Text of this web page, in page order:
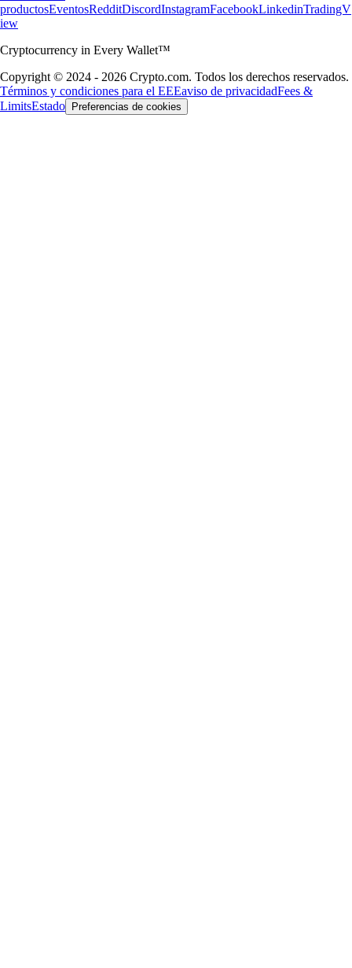
productosEventosRedditDiscordInstagramFacebookLinkedinTradingV
iew
Cryptocurrency in Every Wallet™
Copyright © 2024 - 2026 Crypto.com. Todos los derechos reservados.
Términos y condiciones para el EEEaviso de privacidadFees &
LimitsEstado Preferencias de cookies